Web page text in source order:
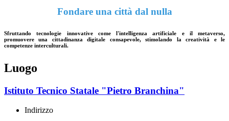
Fondare una città dal nulla
Sfruttando tecnologie innovative come l'intelligenza artificiale e il metaverso,
promuovere una cittadinanza digitale consapevole, stimolando la creatività e le
competenze interculturali.
Luogo
Istituto Tecnico Statale "Pietro Branchina"
Indirizzo